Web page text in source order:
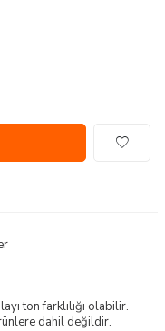
ton farklılığı olabilir.
dahil değildir.